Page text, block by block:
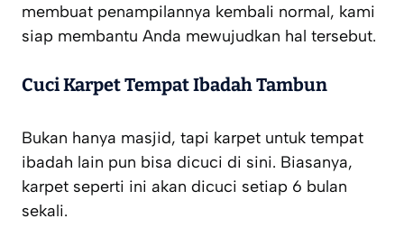
membuat penampilannya kembali normal, kami
siap membantu Anda mewujudkan hal tersebut.
Cuci Karpet Tempat Ibadah Tambun
Bukan hanya masjid, tapi karpet untuk tempat
ibadah lain pun bisa dicuci di sini. Biasanya,
karpet seperti ini akan dicuci setiap 6 bulan
sekali.